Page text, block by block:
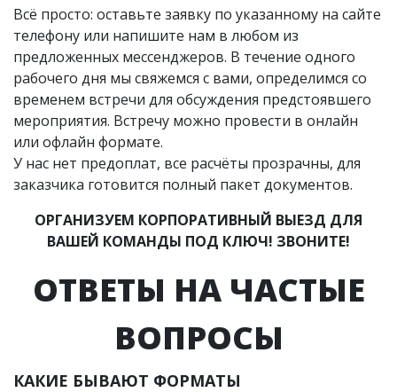
Всё просто: оставьте заявку по указанному на сайте
телефону или напишите нам в любом из
предложенных мессенджеров. В течение одного
рабочего дня мы свяжемся с вами, определимся со
временем встречи для обсуждения предстоявшего
мероприятия. Встречу можно провести в онлайн
или офлайн формате.
У нас нет предоплат, все расчёты прозрачны, для
заказчика готовится полный пакет документов.
ОРГАНИЗУЕМ КОРПОРАТИВНЫЙ ВЫЕЗД ДЛЯ
ВАШЕЙ КОМАНДЫ ПОД КЛЮЧ! ЗВОНИТЕ!
ОТВЕТЫ НА ЧАСТЫЕ
ВОПРОСЫ
КАКИЕ БЫВАЮТ ФОРМАТЫ